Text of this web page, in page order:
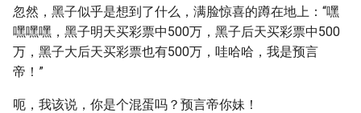
忽然，黑子似乎是想到了什么，满脸惊喜的蹲在地上：“嘿
嘿嘿嘿，黑子明天买彩票中500万，黑子后天买彩票中500
万，黑子大后天买彩票也有500万，哇哈哈，我是预言
帝！”
呃，我该说，你是个混蛋吗？预言帝你妹！